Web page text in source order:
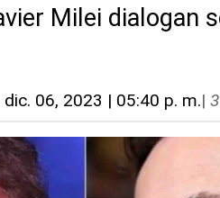
Milei dialogan
dic. 06, 2023 | 05:40 p. m.|